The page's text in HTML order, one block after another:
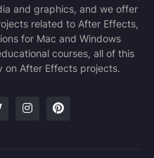
and graphics, and we offer
related to After Effects,
for Mac and Windows
courses, all of this
on After Effects projects.